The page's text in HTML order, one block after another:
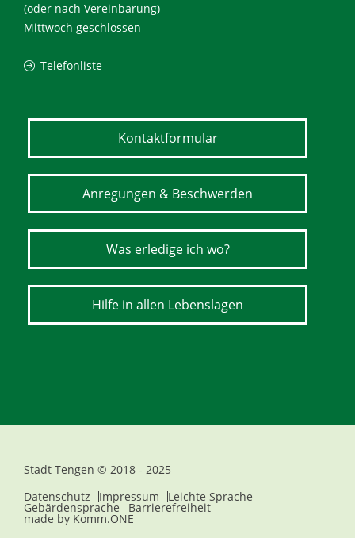
(oder nach Vereinbarung)
Mittwoch geschlossen
Telefonliste
Kontaktformular
Anregungen & Beschwerden
Was erledige ich wo?
Hilfe in allen Lebenslagen
Stadt Tengen © 2018 - 2025
Datenschutz
Impressum Leichte Sprache
Gebärdensprache Barrierefreiheit
made by Komm.ONE